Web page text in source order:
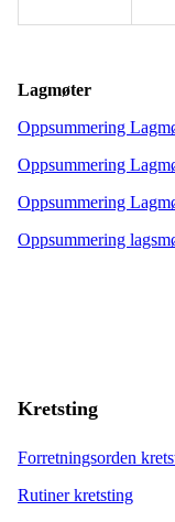
Lagmøter
Oppsummering
Oppsummering
Oppsummering
Oppsummering
Kretsting
Forretningsorden
Rutiner kretsting